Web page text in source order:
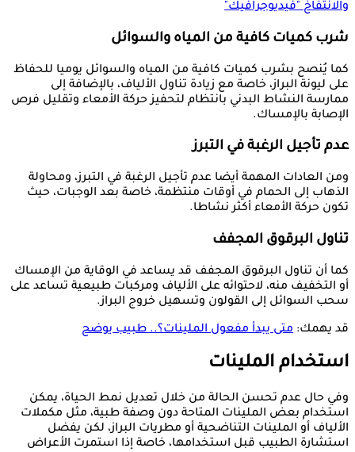
والانتفاخ "فيديوجرافيك"
شرب كميات كافية من المياه والسوائل
كما يُنصح بشرب كميات كافية من المياه والسوائل يوميا للحفاظ
على ليونة البراز، خاصة مع زيادة تناول الألياف، بالإضافة إلى
ممارسة النشاط البدني بانتظام لتحفيز حركة الأمعاء وتقليل فرص
الإصابة بالإمساك.
عدم تأجيل الرغبة في التبرز
ومن العادات المهمة أيضا عدم تأجيل الرغبة في التبرز، ومحاولة
الذهاب إلى الحمام في أوقات منتظمة، خاصة بعد الوجبات، حيث
تكون حركة الأمعاء أكثر نشاطا.
تناول البرقوق المجفف
كما أن تناول البرقوق المجفف قد يساعد في الوقاية من الإمساك
أو التخفيف منه، لاحتوائه على الألياف ومركبات طبيعية تساعد على
سحب السوائل إلى القولون وتسهيل خروج البراز.
قد يهمك: متى يبدأ مفعول الملينات؟.. طبيب يوضح
استخدام الملينات
وفي حال عدم تحسن الحالة من خلال تعديل نمط الحياة، يمكن
استخدام بعض الملينات المتاحة دون وصفة طبية، مثل مكملات
الألياف أو الملينات التناضحية أو مطريات البراز، لكن يفضل
استشارة الطبيب قبل استخدامها، خاصة إذا استمرت الأعراض